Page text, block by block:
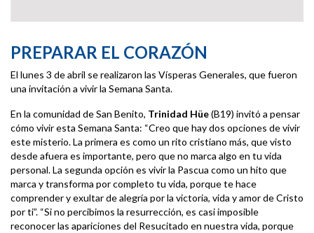
PREPARAR EL CORAZÓN
El lunes 3 de abril se realizaron las Vísperas Generales, que fueron
una invitación a vivir la Semana Santa.
En la comunidad de San Benito, Trinidad Hüe(B19) invitó a pensar
cómo vivir esta Semana Santa: “Creo que hay dos opciones de vivir
este misterio. La primera es como un rito cristiano más, que visto
desde afuera es importante, pero que no marca algo en tu vida
personal. La segunda opción es vivir la Pascua como un hito que
marca y transforma por completo tu vida, porque te hace
comprender y exultar de alegría por la victoria, vida y amor de Cristo
por ti”. “Si no percibimos la resurrección, es casi imposible
reconocer las apariciones del Resucitado en nuestra vida, porque